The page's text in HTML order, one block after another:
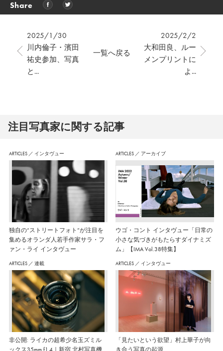
Share
2025/1/30
川内倫子・濱田
祐史参加、写真
と...
2025/2/2
⼤和⽥良、ルー
メンプリントに
よ...
一覧へ戻る
注⽬写真家に関する記事
ARTICLES ／ インタヴュー
独自の“ストリートフォト”が注目を
集めるオランダ人若手作家サラ・フ
ァン・ライ インタヴュー
ARTICLES ／ アーカイブ
ウゴ・コント インタヴュー「日常の
小さな気づきがもたらすダイナミズ
ム」【IMA Vol.38特集】
ARTICLES ／ 連載
非公開: ライカの超希少名玉ズミル
ックス35mm f1.4｜新宿 北村写真機
ARTICLES ／ インタヴュー
「見たいという欲望」村上華子が向
き合う写真の起源